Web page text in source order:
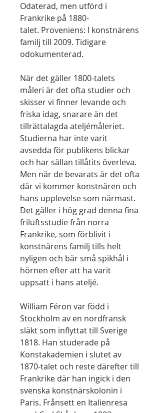
Odaterad, men utförd i
Frankrike på 1880-
talet. Proveniens: I konstnärens
familj till 2009. Tidigare
odokumenterad.
När det gäller 1800-talets
måleri är det ofta studier och
skisser vi finner levande och
friska idag, snarare än det
tillrättalagda ateljémåleriet.
Studierna har inte varit
avsedda för publikens blickar
och har sällan tillåtits överleva.
Men när de bevarats är det ofta
där vi kommer konstnären och
hans upplevelse som närmast.
Det gäller i hög grad denna fina
friluftsstudie från norra
Frankrike, som förblivit i
konstnärens familj tills helt
nyligen och bär små spikhål i
hörnen efter att ha varit
uppsatt i hans ateljé.
William Féron var född i
Stockholm av en nordfransk
släkt som inflyttat till Sverige
1818. Han studerade på
Konstakademien i slutet av
1870-talet och reste därefter till
Frankrike där han ingick i den
svenska konstnärskolonin i
Paris. Frånsett en Italienresa